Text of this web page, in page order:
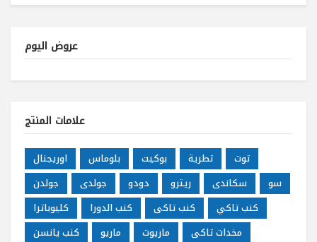
عروض اليوم
علامات المنتج
اوريجنال بلوماس بوكيت تطرية
توت
جولدن
جولدى دودو ريترو سكاندى
سو
كليوباترا
كنب الدورا كنب تاكى
كنب تاكي
كنب يانسن
ماريو ماريوت
مخدات تاكى